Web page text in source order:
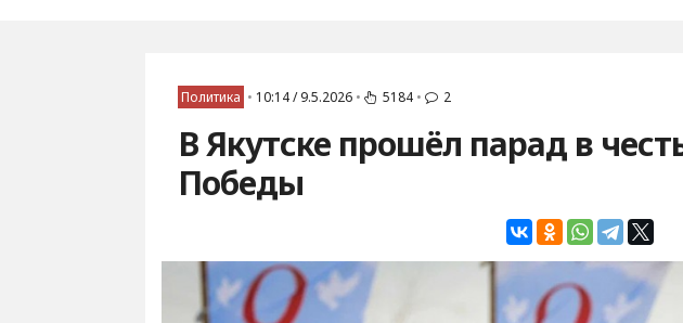
Политика • 10:14 / 9.5.2026 • 5184 • 2
В Якутске прошёл парад в
Победы